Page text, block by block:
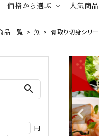
ニ
び
帆立
牡蠣
価格から選ぶ
￥
人気商
品一覧 魚 骨取り切身シリ
search
円